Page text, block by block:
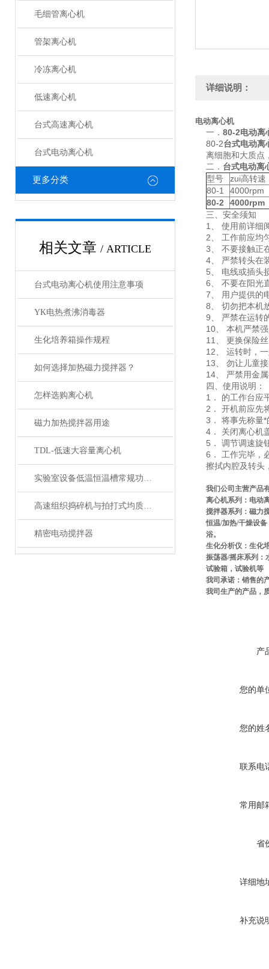
毛细管离心机
管架离心机
冷冻离心机
低速离心机
台式高速离心机
台式电动离心机
更多分类
相关文章 / ARTICLE
台式电动离心机使用注意事项
YK电热煮沸消毒器
生化培养箱操作规程
如何选择加热磁力搅拌器？
怎样选购离心机
磁力加热搅拌器用途
TDL-低速大容量离心机
实验室设备低温恒温槽常规功能选择
高速组织捣碎机与拍打式均质机的区别
精密电动搅拌器
详细说明：
电动离心机
一． 80-2电动离
80-2台式电动离
离细胞和大质点
二． 台式电动离
型号
zui高转速
80-1
4000rpm
80-2
4000rpm
三、安全须知
1、 使用前详细
2、 工作前应均
3、 不要接触正
4、 严禁转头在
5、 电线或插头
6、 不要在阳光
7、 用户提供的
8、 切勿把本机
9、 严禁在运转
10、 本机严禁
11、 更换保险
12、 运转时，
13、 勿让儿童
14、 严禁用金
四、使用说明：
1． 的工作台应
2． 开机前应先
3． 将事先称量
4． 关闭离心机
5． 调节调速旋
6． 工作完毕，
擦拭内腔及转头
我们公司主营产品
离心机系列：电动
搅拌器系列：磁力
恒温/加热/干燥设备
浴。
生化分析仪：生化
振荡器/摇床系列：
试验箱，试验机等
我司承诺：销售的
我司生产的产品，
产
您的单
您的姓
联系电
常用邮
省
详细地
补充说